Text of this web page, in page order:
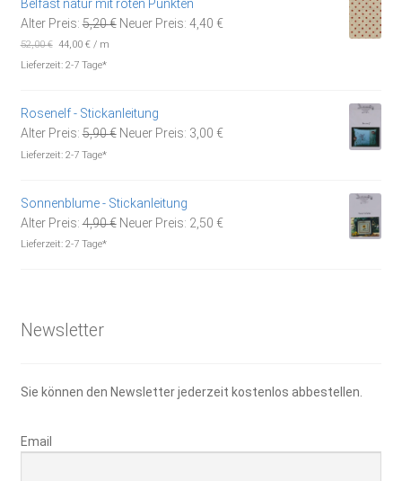
Belfast natur mit roten Punkten
Alter Preis: 5,20€ Ursprünglicher
Neuer Preis: 4,40 €Aktueller
52,00€ 44,00€ / m
Lieferzeit: 2-7 Tage*
Rosenelf - Stickanleitung
Alter Preis: 5,90€ Ursprünglicher
Neuer Preis: 3,00 €Aktueller
Lieferzeit: 2-7 Tage*
Sonnenblume - Stickanleitung
Alter Preis: 4,90€ Ursprünglicher
Neuer Preis: 2,50 €Aktueller
Lieferzeit: 2-7 Tage*
Newsletter
Sie können den Newsletter jederzeit kostenlos abbestellen.
Email